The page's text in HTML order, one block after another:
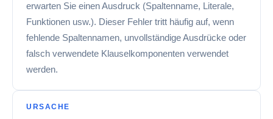
erwarten Sie einen Ausdruck (Spaltenname, Literale,
Funktionen usw.). Dieser Fehler tritt häufig auf, wenn
fehlende Spaltennamen, unvollständige Ausdrücke oder
falsch verwendete Klauselkomponenten verwendet
werden.
URSACHE